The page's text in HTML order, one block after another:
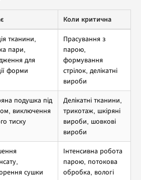
Коли критична
тканини,
пари,
для
форми
Прасування з
парою,
формування
стрілок, делікатні
вироби
подушка під
виключення
тиску
Делікатні тканини,
трикотаж, шкіряні
вироби, шовкові
вироби
сушки
Інтенсивна робота
парою, потокова
обробка, вологі